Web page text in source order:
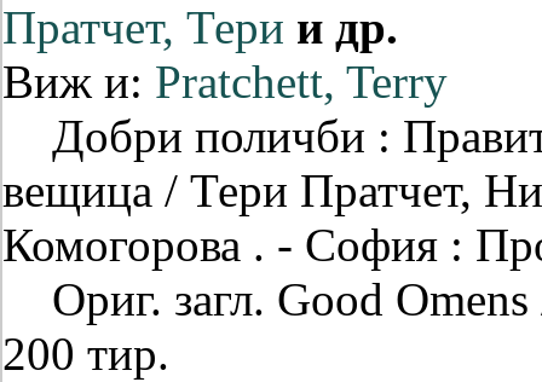
Пратчет, Тери и др.
Виж и: Pratchett, Terry
Добри поличби :
вещица / Тери Пратчет,
Комогорова . - София :
Ориг. загл. Good
200 тир.